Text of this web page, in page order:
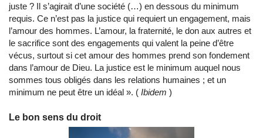
juste ? Il s’agirait d’une société (…) en dessous du minimum
requis. Ce n’est pas la justice qui requiert un engagement, mais
l’amour des hommes. L’amour, la fraternité, le don aux autres et
le sacrifice sont des engagements qui valent la peine d’être
vécus, surtout si cet amour des hommes prend son fondement
dans l’amour de Dieu. La justice est le minimum auquel nous
sommes tous obligés dans les relations humaines ; et un
minimum ne peut être un idéal ». ( Ibidem )
Le bon sens du droit